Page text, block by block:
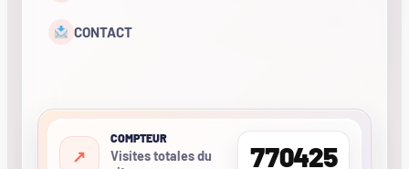
CONTACT
COMPTEUR
Visites totales du
770425